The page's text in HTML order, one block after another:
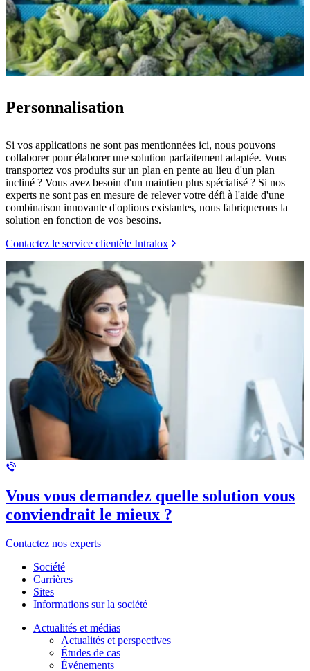
Personnalisation
Si vos applications ne sont pas mentionnées ici, nous pouvons
collaborer pour élaborer une solution parfaitement adaptée. Vous
transportez vos produits sur un plan en pente au lieu d'un plan
incliné ? Vous avez besoin d'un maintien plus spécialisé ? Si nos
experts ne sont pas en mesure de relever votre défi à l'aide d'une
combinaison innovante d'options existantes, nous fabriquerons la
solution en fonction de vos besoins.
Contactez le service clientèle Intralox
Vous vous demandez quelle solution vous
conviendrait le mieux ?
Contactez nos experts
Société
Carrières
Sites
Informations sur la société
Actualités et médias
Actualités et perspectives
Études de cas
Événements